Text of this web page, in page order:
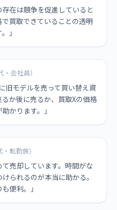
存在は競争を促進していると
買取できていることの透明
」
会社員）
旧モデルを売って買い替え資
か後に売るか、買取Xの価格
かります。」
転勤族）
て売却しています。時間がな
られるのが本当に助かる。
便利。」